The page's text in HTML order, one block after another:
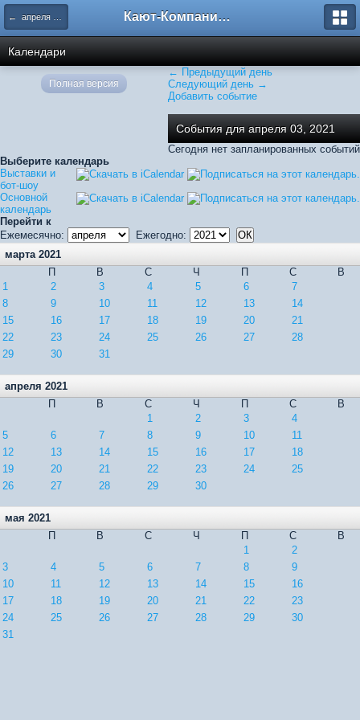
← апреля 2021 Кают-Компания "Катера и Яхты"
Календари
← Предыдущий день
Следующий день →
Добавить событие
События для апреля 03, 2021
Сегодня нет запланированных событий
Выберите календарь
Выставки и
бот-шоу
Основной
календарь
Перейти к
Ежемесячно:
Ежегодно:
марта 2021
П
В С Ч П С
В
1
2 3 4 5 6
7
8
9 10 11 12 13
14
15
16 17 18 19 20
21
22
23 24 25 26 27
28
29
30 31
апреля 2021
П
В С Ч П С
В
1
2 3
4
5
6 7 8 9 10
11
12
13 14 15 16 17
18
19
20 21 22 23 24
25
26
27 28 29 30
мая 2021
П
В С Ч П С
В
1
2
3
4 5 6 7 8
9
10
11 12 13 14 15
16
17
18 19 20 21 22
23
24
25 26 27 28 29
30
31
Полная версия